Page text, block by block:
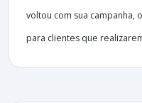
voltou com sua campanha,
para clientes que